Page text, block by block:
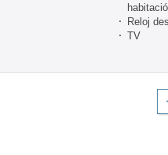
Reloj
TV